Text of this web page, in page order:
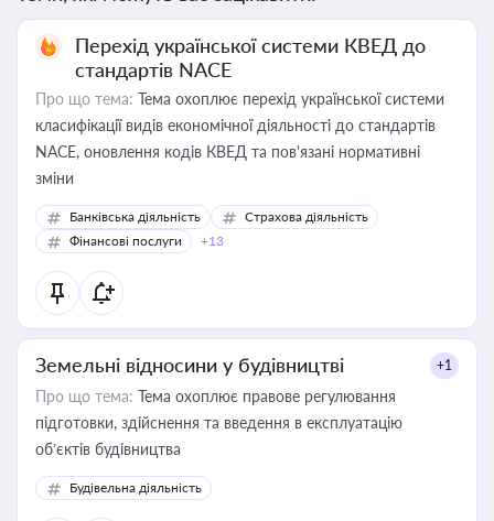
Перехід української системи КВЕД до
стандартів NACE
Про що тема: Тема охоплює перехід української системи
класифікації видів економічної діяльності до стандартів
NACE, оновлення кодів КВЕД та пов'язані нормативні
зміни
Банківська діяльність
Страхова діяльність
Фінансові послуги
+13
Земельні відносини у будівництві +1
Про що тема: Тема охоплює правове регулювання
підготовки, здійснення та введення в експлуатацію
об’єктів будівництва
Будівельна діяльність